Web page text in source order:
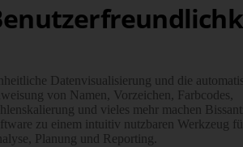
Daten­visualisierung und die
von Namen, Vorzeichen, Farb­codes,
und vieles mehr machen
zu einem intuitiv nutzbaren Werk­zeug
Planung und Reporting.